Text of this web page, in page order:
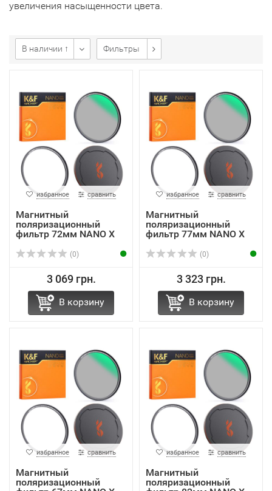
увеличения насыщенности цвета.
В наличии ↑ Фильтры
избранное сравнить
Магнитный
поляризационный
фильтр 72мм NANO X
(0)
3 069 грн.
В корзину
избранное сравнить
Магнитный
поляризационный
фильтр 77мм NANO X
(0)
3 323 грн.
В корзину
избранное сравнить
Магнитный
поляризационный
избранное сравнить
Магнитный
поляризационный